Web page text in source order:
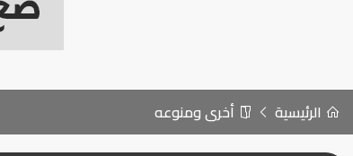
الرئيسية أخرى ومنوعه